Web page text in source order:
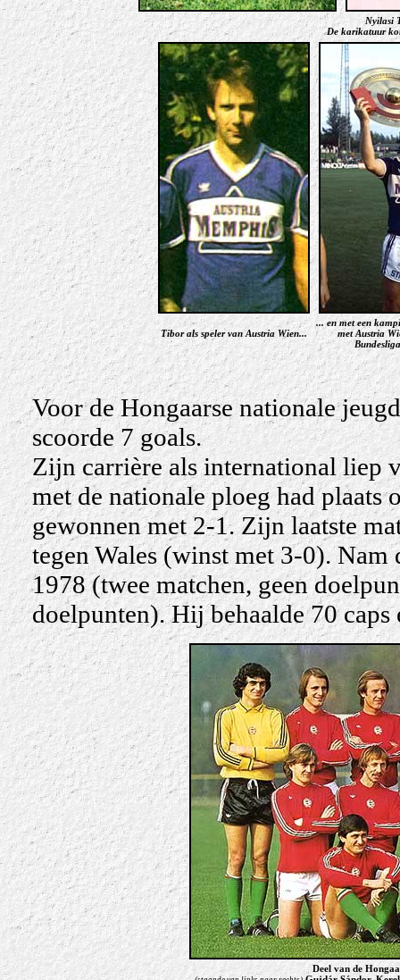
Nyilasi
De karikatuur
Tibor als speler van Austria Wien...
... en met een
met Austria
Voor de Hongaarse nationale
scoorde 7 goals.
Zijn carrière als international liep
met de nationale ploeg had plaats
gewonnen met 2-1. Zijn laatste
tegen Wales (winst met 3-0).
1978 (twee matchen, geen
doelpunten). Hij behaalde 70
Deel van de